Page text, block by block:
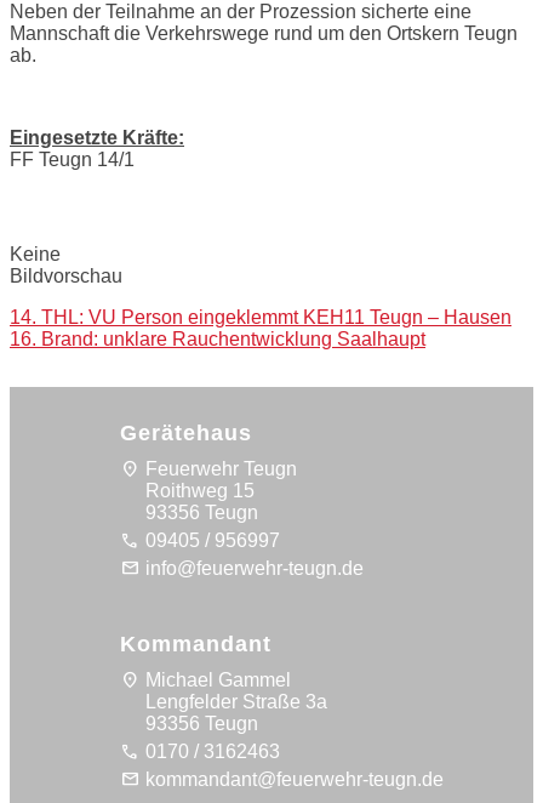
Neben der Teilnahme an der Prozession sicherte eine
Mannschaft die Verkehrswege rund um den Ortskern Teugn
ab.
Eingesetzte Kräfte:
FF Teugn 14/1
Keine
Bildvorschau
Post
navigation
14. THL: VU Person eingeklemmt KEH11 Teugn – Hausen
16. Brand: unklare Rauchentwicklung Saalhaupt
Gerätehaus
location_on Feuerwehr Teugn
Roithweg 15
93356 Teugn
call 09405 / 956997
mail info@feuerwehr-teugn.de
Kommandant
location_on Michael Gammel
Lengfelder Straße 3a
93356 Teugn
call 0170 / 3162463
mail kommandant@feuerwehr-teugn.de